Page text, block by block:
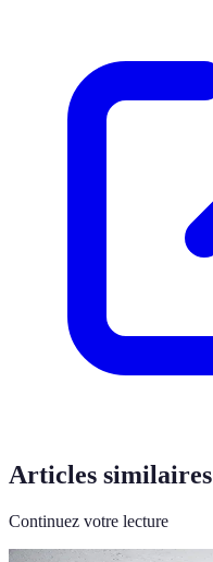
Articles similaires
Continuez votre lecture